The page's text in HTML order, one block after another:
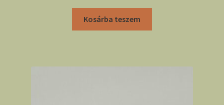
Kosárba teszem